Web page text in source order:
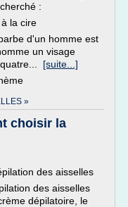
:
la cire
d'un homme est
un visage
[suite...]
»
choisir la
des aisselles
des aisselles
dépilatoire, le